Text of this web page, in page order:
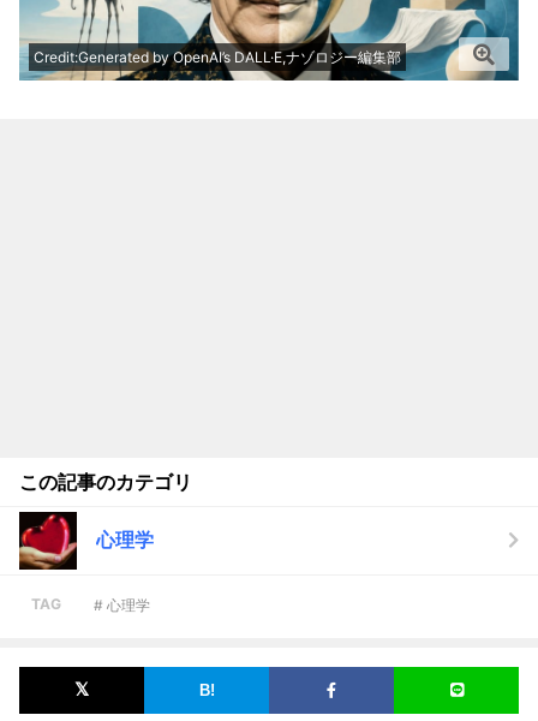
Credit:Generated by OpenAI’s DALL·E,ナゾロジー編集部
この記事のカテゴリ
心理学
TAG # 心理学